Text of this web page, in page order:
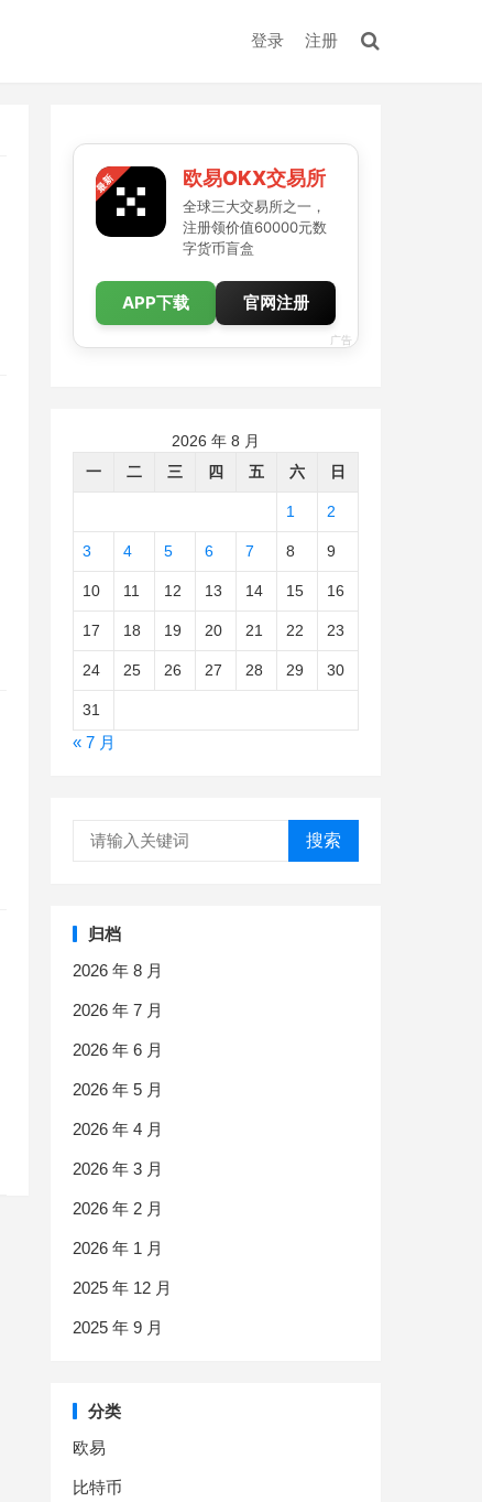
登录 注册
欧易OKX交易所
全球三大交易所之一，
注册领价值60000元数
字货币盲盒
APP下载 官网注册
广告
2026 年 8 月
一
二 三 四 五 六 日
1 2
3 4 5 6 7 8 9
10 11 12 13 14 15 16
17 18 19 20 21 22 23
24 25 26 27 28 29 30
31
« 7 月
搜索
归档
2026 年 8 月
2026 年 7 月
2026 年 6 月
2026 年 5 月
2026 年 4 月
2026 年 3 月
2026 年 2 月
2026 年 1 月
2025 年 12 月
2025 年 9 月
分类
欧易
比特币